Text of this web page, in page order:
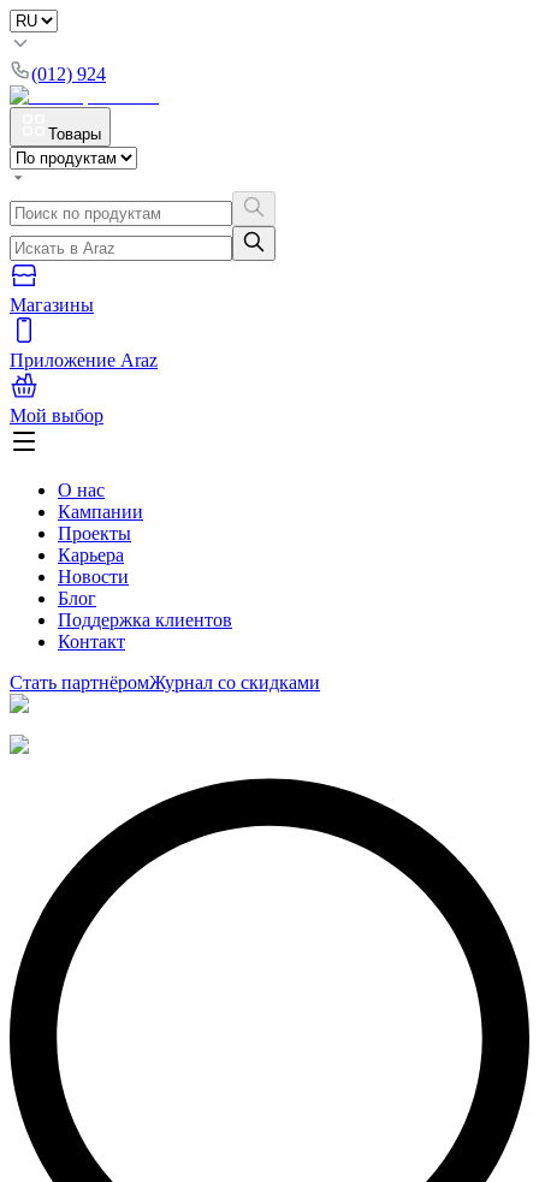
(012) 924
Товары
Магазины
Приложение Araz
Мой выбор
О нас
Кампании
Проекты
Карьера
Новости
Блог
Поддержка клиентов
Контакт
Стать партнёромЖурнал со скидками